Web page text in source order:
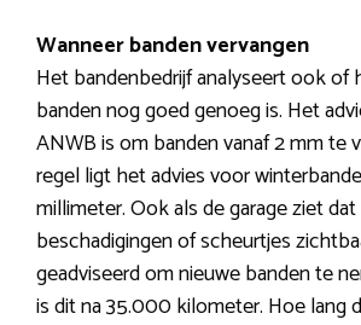
Wanneer banden vervangen
Het bandenbedrijf analyseert ook
banden nog goed genoeg is. Het
ANWB is om banden vanaf 2 mm te
regel ligt het advies voor
millimeter. Ook als de garage ziet
beschadigingen of scheurtjes
geadviseerd om nieuwe banden te
is dit na 35.000 kilometer. Hoe lang